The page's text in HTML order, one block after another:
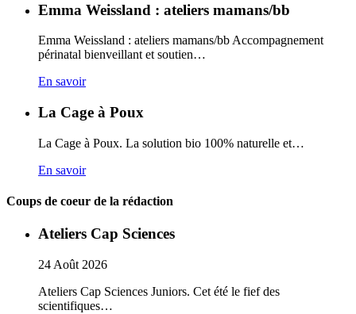
Emma Weissland : ateliers mamans/bb
Emma Weissland : ateliers mamans/bb Accompagnement
périnatal bienveillant et soutien…
En savoir
La Cage à Poux
La Cage à Poux. La solution bio 100% naturelle et…
En savoir
Coups de coeur de la rédaction
Ateliers Cap Sciences
24 Août 2026
Ateliers Cap Sciences Juniors. Cet été le fief des
scientifiques…